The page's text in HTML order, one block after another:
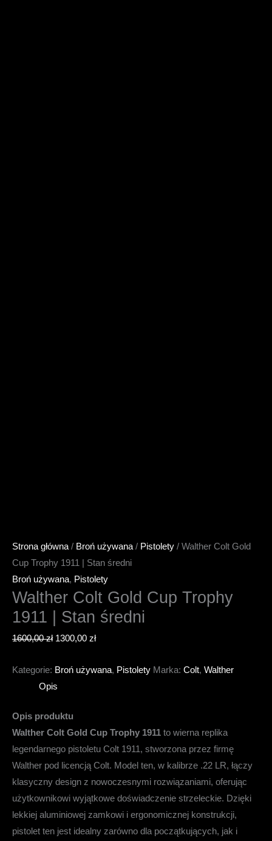
Strona główna/ Broń używana/ Pistolety / Walther Colt Gold
Cup Trophy 1911 | Stan średni
Broń używana, Pistolety
Walther Colt Gold Cup Trophy
1911 | Stan średni
1600,00zł Pierwotna
wynosiła:
1600,00 zł.
1300,00 złAktualna
wynosi:
Kategorie: Broń używana, Pistolety Marka: Colt, Walther
Opis
Opis produktu
Walther Colt Gold Cup Trophy 1911 to wierna replika
legendarnego pistoletu Colt 1911, stworzona przez firmę
Walther pod licencją Colt. Model ten, w kalibrze .22 LR, łączy
klasyczny design z nowoczesnymi rozwiązaniami, oferując
użytkownikowi wyjątkowe doświadczenie strzeleckie. Dzięki
lekkiej aluminiowej zamkowi i ergonomicznej konstrukcji,
pistolet ten jest idealny zarówno dla początkujących, jak i